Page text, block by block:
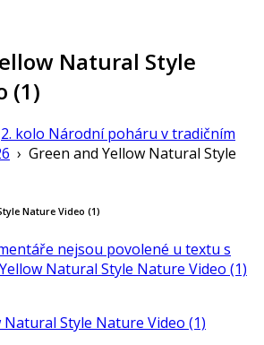
Natural Style
(1)
2. kolo Národní poháru v tradičním
› Green and Yellow Natural Style
Nature Video (1)
nejsou povolené u textu s
Natural Style Nature Video (1)